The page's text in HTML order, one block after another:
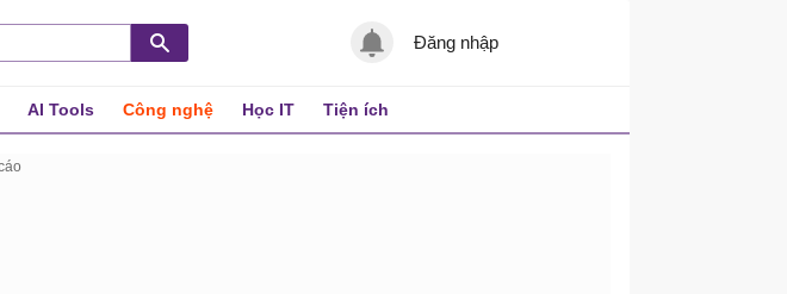
Đăng nhập
AI Tools Công nghệ Học IT Tiện ích